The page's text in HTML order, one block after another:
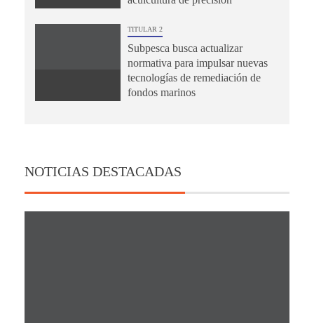
TITULAR 2
Subpesca busca actualizar
normativa para impulsar nuevas
tecnologías de remediación de
fondos marinos
NOTICIAS DESTACADAS